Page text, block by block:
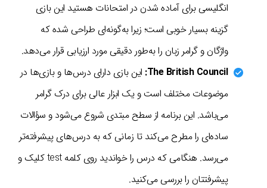
انگلیسی برای آماده شدن در امتحانات هستید این بازی
گزینه بسیار خوبی است؛ زیرا به‌گونه‌ای طراحی شده که
واژگان و گرامر زبان را به‌طور دقیقی مورد ارزیابی قرار می‌دهد.
The British Council: این بازی دارای درس‌ها و بازی‌ها در
موضوعات مختلف است و یک ابزار عالی برای درک گرامر
می‌باشد. این برنامه از سطح مبتدی شروع می‌شود و سؤالات
ساده‌ای را مطرح می‌کند تا زمانی که به درس‌های پیشرفته‌تر
می‌رسد. هنگامی که درس را خواندید روی کلمه test کلیک و
پیشرفتتان را بررسی می‌کنید.